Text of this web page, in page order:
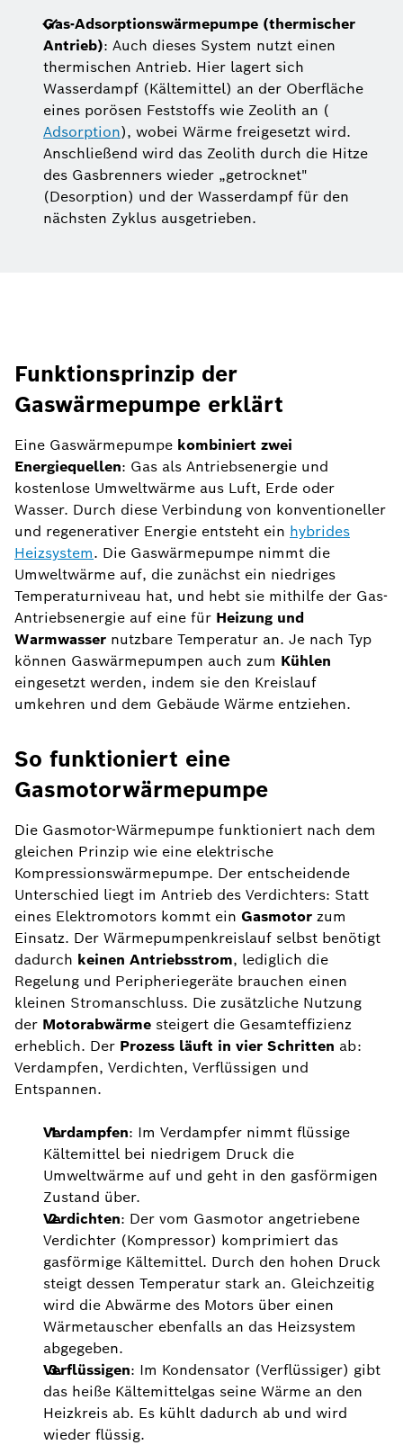
Gas-Adsorptionswärmepumpe (thermischer
Antrieb): Auch dieses System nutzt einen
thermischen Antrieb. Hier lagert sich
Wasserdampf (Kältemittel) an der Oberfläche
eines porösen Feststoffs wie Zeolith an (
Adsorption), wobei Wärme freigesetzt wird.
Anschließend wird das Zeolith durch die Hitze
des Gasbrenners wieder „getrocknet"
(Desorption) und der Wasserdampf für den
nächsten Zyklus ausgetrieben.
Funktionsprinzip der
Gaswärmepumpe erklärt
Eine Gaswärmepumpe kombiniert zwei
Energiequellen: Gas als Antriebsenergie und
kostenlose Umweltwärme aus Luft, Erde oder
Wasser. Durch diese Verbindung von konventioneller
und regenerativer Energie entsteht ein hybrides
Heizsystem. Die Gaswärmepumpe nimmt die
Umweltwärme auf, die zunächst ein niedriges
Temperaturniveau hat, und hebt sie mithilfe der Gas-
Antriebsenergie auf eine für Heizung und
Warmwasser nutzbare Temperatur an. Je nach Typ
können Gaswärmepumpen auch zum Kühlen
eingesetzt werden, indem sie den Kreislauf
umkehren und dem Gebäude Wärme entziehen.
So funktioniert eine
Gasmotorwärmepumpe
Die Gasmotor-Wärmepumpe funktioniert nach dem
gleichen Prinzip wie eine elektrische
Kompressionswärmepumpe. Der entscheidende
Unterschied liegt im Antrieb des Verdichters: Statt
eines Elektromotors kommt ein Gasmotor zum
Einsatz. Der Wärmepumpenkreislauf selbst benötigt
dadurch keinen Antriebsstrom, lediglich die
Regelung und Peripheriegeräte brauchen einen
kleinen Stromanschluss. Die zusätzliche Nutzung
der Motorabwärme steigert die Gesamteffizienz
erheblich. Der Prozess läuft in vier Schritten ab:
Verdampfen, Verdichten, Verflüssigen und
Entspannen.
Verdampfen: Im Verdampfer nimmt flüssige
Kältemittel bei niedrigem Druck die
Umweltwärme auf und geht in den gasförmigen
Zustand über.
Verdichten: Der vom Gasmotor angetriebene
Verdichter (Kompressor) komprimiert das
gasförmige Kältemittel. Durch den hohen Druck
steigt dessen Temperatur stark an. Gleichzeitig
wird die Abwärme des Motors über einen
Wärmetauscher ebenfalls an das Heizsystem
abgegeben.
Verflüssigen: Im Kondensator (Verflüssiger) gibt
das heiße Kältemittelgas seine Wärme an den
Heizkreis ab. Es kühlt dadurch ab und wird
wieder flüssig.